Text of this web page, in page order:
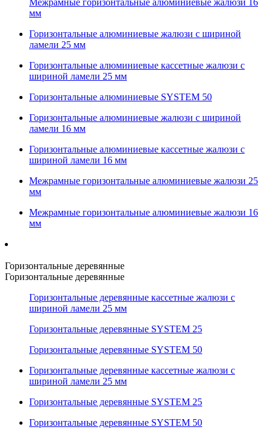
мм
Горизонтальные алюминиевые жалюзи с шириной
ламели 25 мм
Горизонтальные алюминиевые кассетные жалюзи с
шириной ламели 25 мм
Горизонтальные алюминиевые SYSTEM 50
Горизонтальные алюминиевые жалюзи с шириной
ламели 16 мм
Горизонтальные алюминиевые кассетные жалюзи с
шириной ламели 16 мм
Межрамные горизонтальные алюминиевые жалюзи 25
мм
Межрамные горизонтальные алюминиевые жалюзи 16
мм
Горизонтальные деревянные
Горизонтальные деревянные
Горизонтальные деревянные кассетные жалюзи с
шириной ламели 25 мм
Горизонтальные деревянные SYSTEM 25
Горизонтальные деревянные SYSTEM 50
Горизонтальные деревянные кассетные жалюзи с
шириной ламели 25 мм
Горизонтальные деревянные SYSTEM 25
Горизонтальные деревянные SYSTEM 50